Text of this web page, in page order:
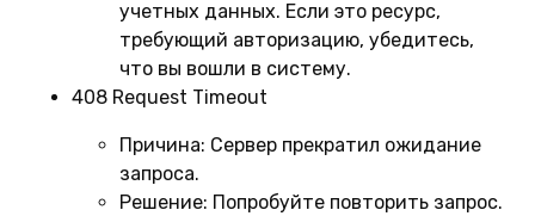
учетных данных. Если это ресурс,
требующий авторизацию, убедитесь,
что вы вошли в систему.
408 Request Timeout
Причина: Сервер прекратил ожидание
запроса.
Решение: Попробуйте повторить запрос.